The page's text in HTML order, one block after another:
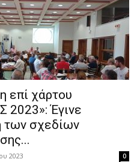
επί χάρτου
Έγινε
των σχεδίων
2023 0